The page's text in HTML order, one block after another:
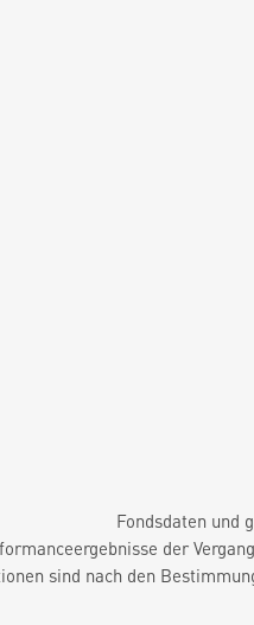
Fondsdaten und
der
sind nach den